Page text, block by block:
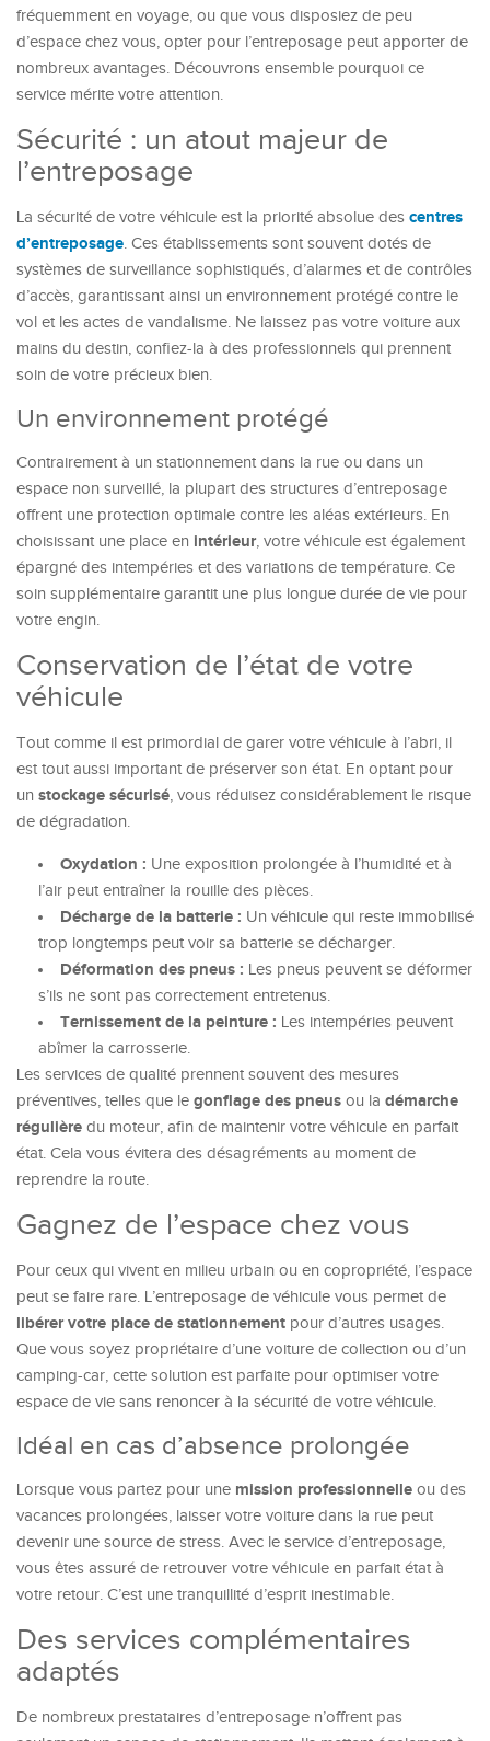
fréquemment en voyage, ou que vous disposiez de peu
d’espace chez vous, opter pour l’entreposage peut apporter de
nombreux avantages. Découvrons ensemble pourquoi ce
service mérite votre attention.
Sécurité : un atout majeur de
l’entreposage
La sécurité de votre véhicule est la priorité absolue des centres
d’entreposage. Ces établissements sont souvent dotés de
systèmes de surveillance sophistiqués, d’alarmes et de contrôles
d’accès, garantissant ainsi un environnement protégé contre le
vol et les actes de vandalisme. Ne laissez pas votre voiture aux
mains du destin, confiez-la à des professionnels qui prennent
soin de votre précieux bien.
Un environnement protégé
Contrairement à un stationnement dans la rue ou dans un
espace non surveillé, la plupart des structures d’entreposage
offrent une protection optimale contre les aléas extérieurs. En
choisissant une place en intérieur, votre véhicule est également
épargné des intempéries et des variations de température. Ce
soin supplémentaire garantit une plus longue durée de vie pour
votre engin.
Conservation de l’état de votre
véhicule
Tout comme il est primordial de garer votre véhicule à l’abri, il
est tout aussi important de préserver son état. En optant pour
un stockage sécurisé, vous réduisez considérablement le risque
de dégradation.
Oxydation : Une exposition prolongée à l’humidité et à
l’air peut entraîner la rouille des pièces.
Décharge de la batterie : Un véhicule qui reste immobilisé
trop longtemps peut voir sa batterie se décharger.
Déformation des pneus : Les pneus peuvent se déformer
s’ils ne sont pas correctement entretenus.
Ternissement de la peinture : Les intempéries peuvent
abîmer la carrosserie.
Les services de qualité prennent souvent des mesures
préventives, telles que le gonflage des pneus ou la démarche
régulière du moteur, afin de maintenir votre véhicule en parfait
état. Cela vous évitera des désagréments au moment de
reprendre la route.
Gagnez de l’espace chez vous
Pour ceux qui vivent en milieu urbain ou en copropriété, l’espace
peut se faire rare. L’entreposage de véhicule vous permet de
libérer votre place de stationnement pour d’autres usages.
Que vous soyez propriétaire d’une voiture de collection ou d’un
camping-car, cette solution est parfaite pour optimiser votre
espace de vie sans renoncer à la sécurité de votre véhicule.
Idéal en cas d’absence prolongée
Lorsque vous partez pour une mission professionnelle ou des
vacances prolongées, laisser votre voiture dans la rue peut
devenir une source de stress. Avec le service d’entreposage,
vous êtes assuré de retrouver votre véhicule en parfait état à
votre retour. C’est une tranquillité d’esprit inestimable.
Des services complémentaires
adaptés
De nombreux prestataires d’entreposage n’offrent pas